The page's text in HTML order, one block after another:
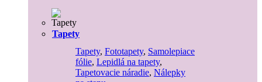
Tapety
Tapety, Fototapety, Samolepiace
fólie, Lepidlá na tapety,
Tapetovacie náradie, Nálepky